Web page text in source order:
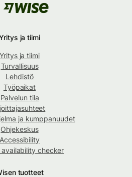
ja tiimi
Yritys ja tiimi
Turvallisuus
Lehdistö
Työpaikat
Palvelun tila
ja kumppanuudet
Ohjekeskus
Accessibility
availability checker
tuotteet